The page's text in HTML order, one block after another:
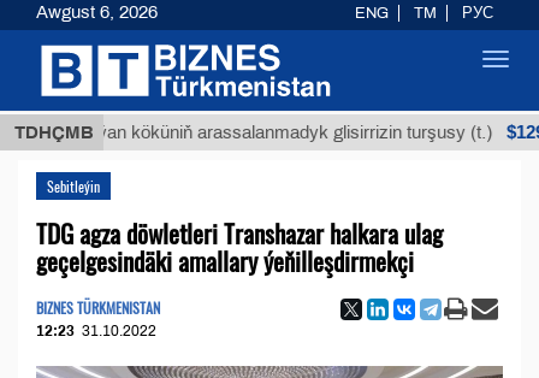
TDHÇMB
Buýan köküniň arassalanmadyk glisirrizin turşusy (t.) $12935,18
Sebitleýin
TDG agza döwletleri Transhazar halkara ulag
geçelgesindäki amallary ýeňilleşdirmekçi
BIZNES TÜRKMENISTAN
12:23 31.10.2022
Awgust 6, 2026 ENG TM РУС